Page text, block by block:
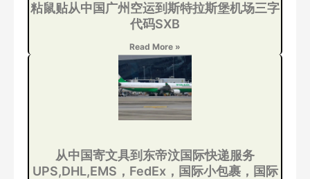
粘鼠贴从中国广州空运到斯特拉斯堡机场三字
代码SXB
Read More »
从中国寄文具到东帝汶国际快递服务
UPS,DHL,EMS，FedEx，国际小包裹，国际